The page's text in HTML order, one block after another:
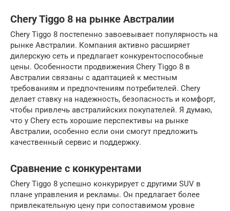
Chery Tiggo 8 на рынке Австралии
Chery Tiggo 8 постепенно завоевывает популярность на
рынке Австралии. Компания активно расширяет
дилерскую сеть и предлагает конкурентоспособные
цены. Особенности продвижения Chery Tiggo 8 в
Австралии связаны с адаптацией к местным
требованиям и предпочтениям потребителей. Chery
делает ставку на надежность, безопасность и комфорт,
чтобы привлечь австралийских покупателей. Я думаю,
что у Chery есть хорошие перспективы на рынке
Австралии, особенно если они смогут предложить
качественный сервис и поддержку.
Сравнение с конкурентами
Chery Tiggo 8 успешно конкурирует с другими SUV в
плане управления и рекламы. Он предлагает более
привлекательную цену при сопоставимом уровне